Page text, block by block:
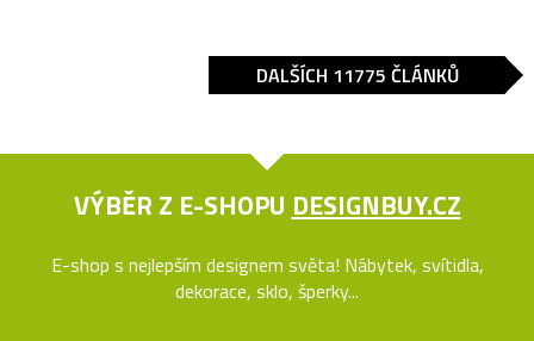
DALŠÍCH 11775 ČLÁNKŮ
VÝBĚR Z E-SHOPU DESIGNBUY.CZ
E-shop s nejlepším designem světa! Nábytek, svítidla,
dekorace, sklo, šperky...